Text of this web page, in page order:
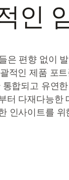
인
은 편향 없이
적인 제품 포
합되고 유연
터 다재다능한
인사이트를